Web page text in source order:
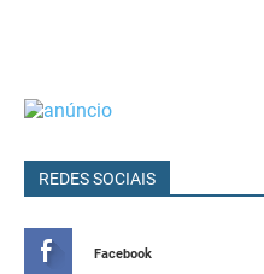
REDES SOCIAIS
Facebook